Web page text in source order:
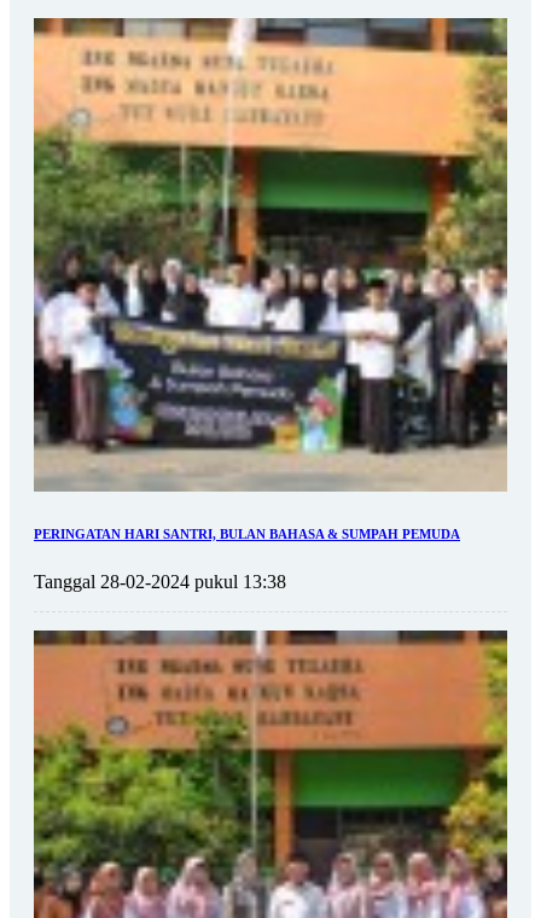
PERINGATAN HARI SANTRI, BULAN BAHASA & SUMPAH PEMUDA
Tanggal 28-02-2024 pukul 13:38